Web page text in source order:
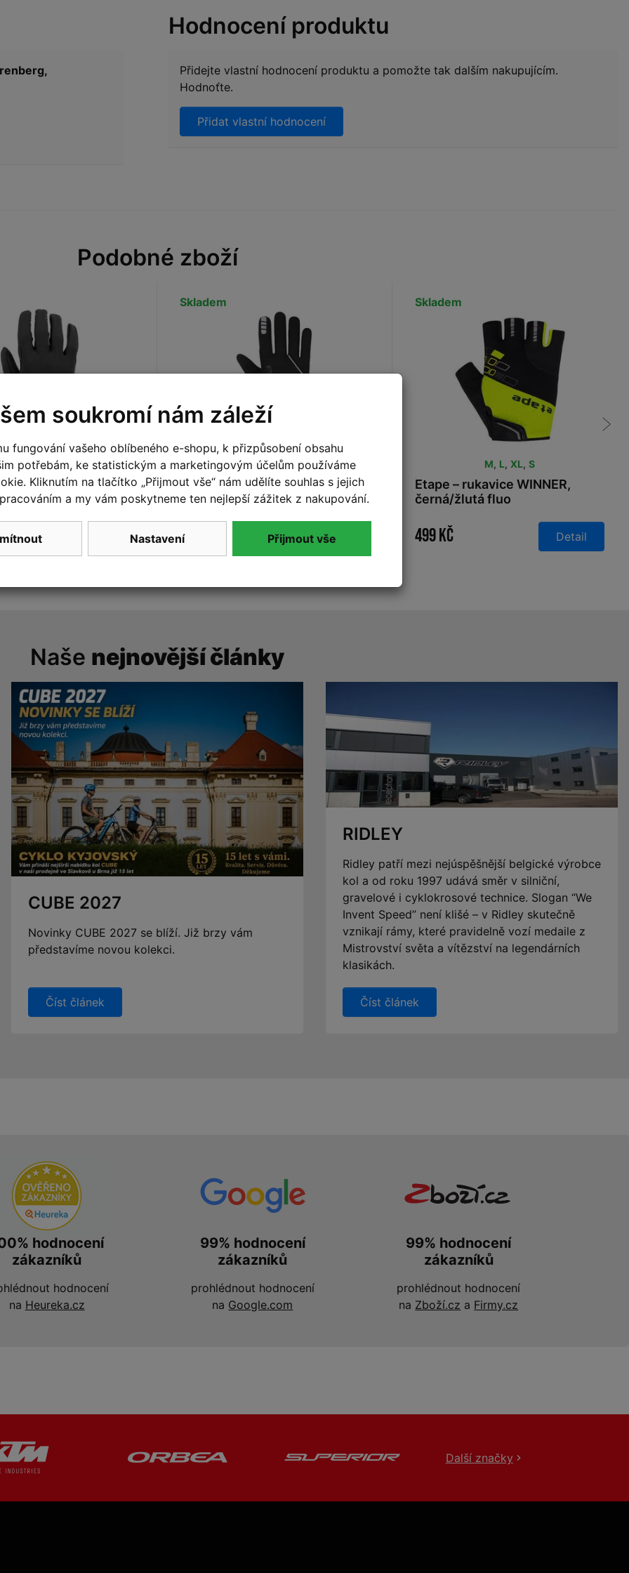
Hodnocení produktu
Přidejte vlastní hodnocení produktu a pomožte tak dalším nakupujícím.
Hodnoťte.
Přidat vlastní hodnocení
Podobné zboží
M ,L,XL,XXL
rukavice
2, black
Skladem
S ,M,L,XL
Etape - pánské rukavice LAKE
WS+, černá
599 Kč Detail
Skladem
M, L, XL, S
Etape – rukavice WINNER,
černá/žlutá fluo
499 Kč Detail
Naše nejnovější články
CUBE 2027
Novinky CUBE 2027 se blíží. Již brzy vám
představíme novou kolekci.
Číst článek
RIDLEY
Ridley patří mezi nejúspěšnější belgické výrobce
kol a od roku 1997 udává směr v silniční,
gravelové i cyklokrosové technice. Slogan “We
Invent Speed” není klišé – v Ridley skutečně
vznikají rámy, které pravidelně vozí medaile z
Mistrovství světa a vítězství na legendárních
klasikách.
Číst článek
hodnocení
zákazníků
hodnocení
na Heureka.cz
99% hodnocení
zákazníků
prohlédnout hodnocení
na Google.com
99% hodnocení
zákazníků
prohlédnout hodnocení
na Zboží.cz a Firmy.cz
Další značky
soukromí nám záleží
fungování vašeho oblíbeného e-shopu, k přizpůsobení obsahu
potřebám, ke statistickým a marketingovým účelům používáme
Kliknutím na tlačítko „Přijmout vše“ nám udělíte souhlas s jejich
a my vám poskytneme ten nejlepší zážitek z nakupování.
Nastavení Přijmout vše